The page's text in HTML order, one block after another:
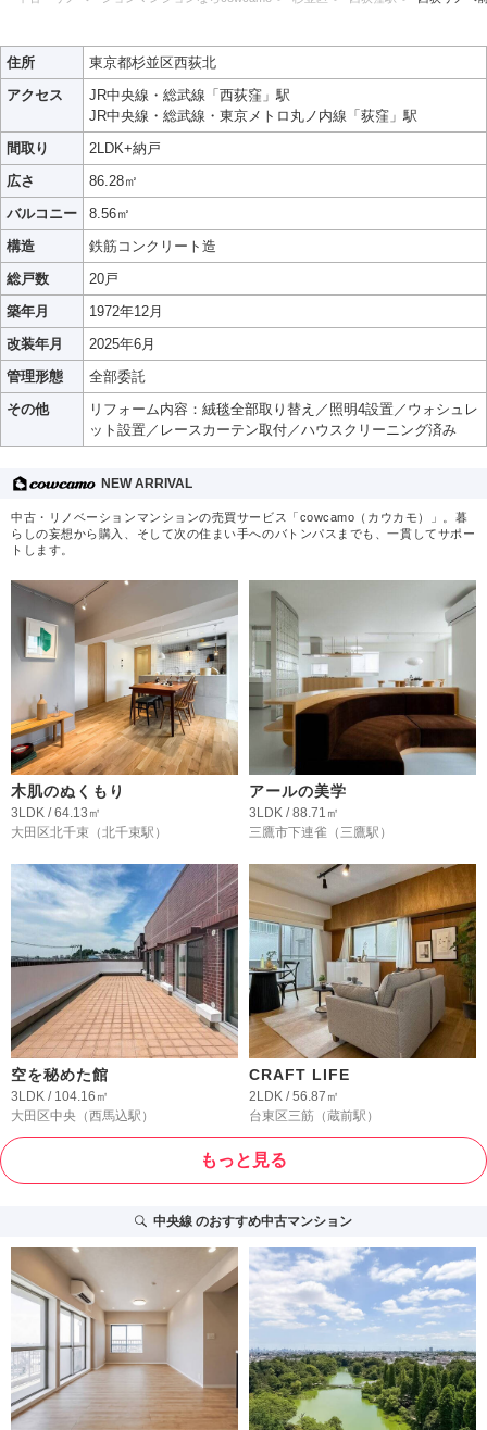
住所
東京都杉並区西荻北
アクセス
JR中央線・総武線「西荻窪」駅
JR中央線・総武線・東京メトロ丸ノ内線「荻窪」駅
間取り
2LDK+納戸
広さ
86.28㎡
バルコニー
8.56㎡
構造
鉄筋コンクリート造
総戸数
20戸
築年月
1972年12月
改装年月
2025年6月
管理形態
全部委託
その他
リフォーム内容：絨毯全部取り替え／照明4設置／ウォシュレ
ット設置／レースカーテン取付／ハウスクリーニング済み
NEW ARRIVAL
中古・リノベーションマンションの売買サービス「cowcamo（カウカモ）」。暮
らしの妄想から購入、そして次の住まい手へのバトンパスまでも、一貫してサポー
トします。
木肌のぬくもり
3LDK / 64.13㎡
大田区北千束 （北千束駅）
アールの美学
3LDK / 88.71㎡
三鷹市下連雀 （三鷹駅）
空を秘めた館
3LDK / 104.16㎡
大田区中央 （西馬込駅）
CRAFT LIFE
2LDK / 56.87㎡
台東区三筋 （蔵前駅）
もっと見る
中央線のおすすめ中古マンション